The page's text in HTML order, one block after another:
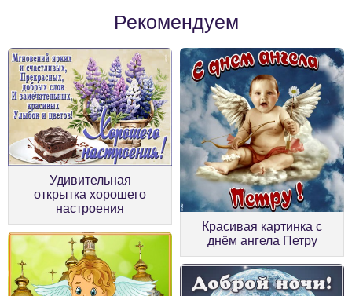
Рекомендуем
Удивительная
открытка хорошего
настроения
Красивая картинка с
днём ангела Петру